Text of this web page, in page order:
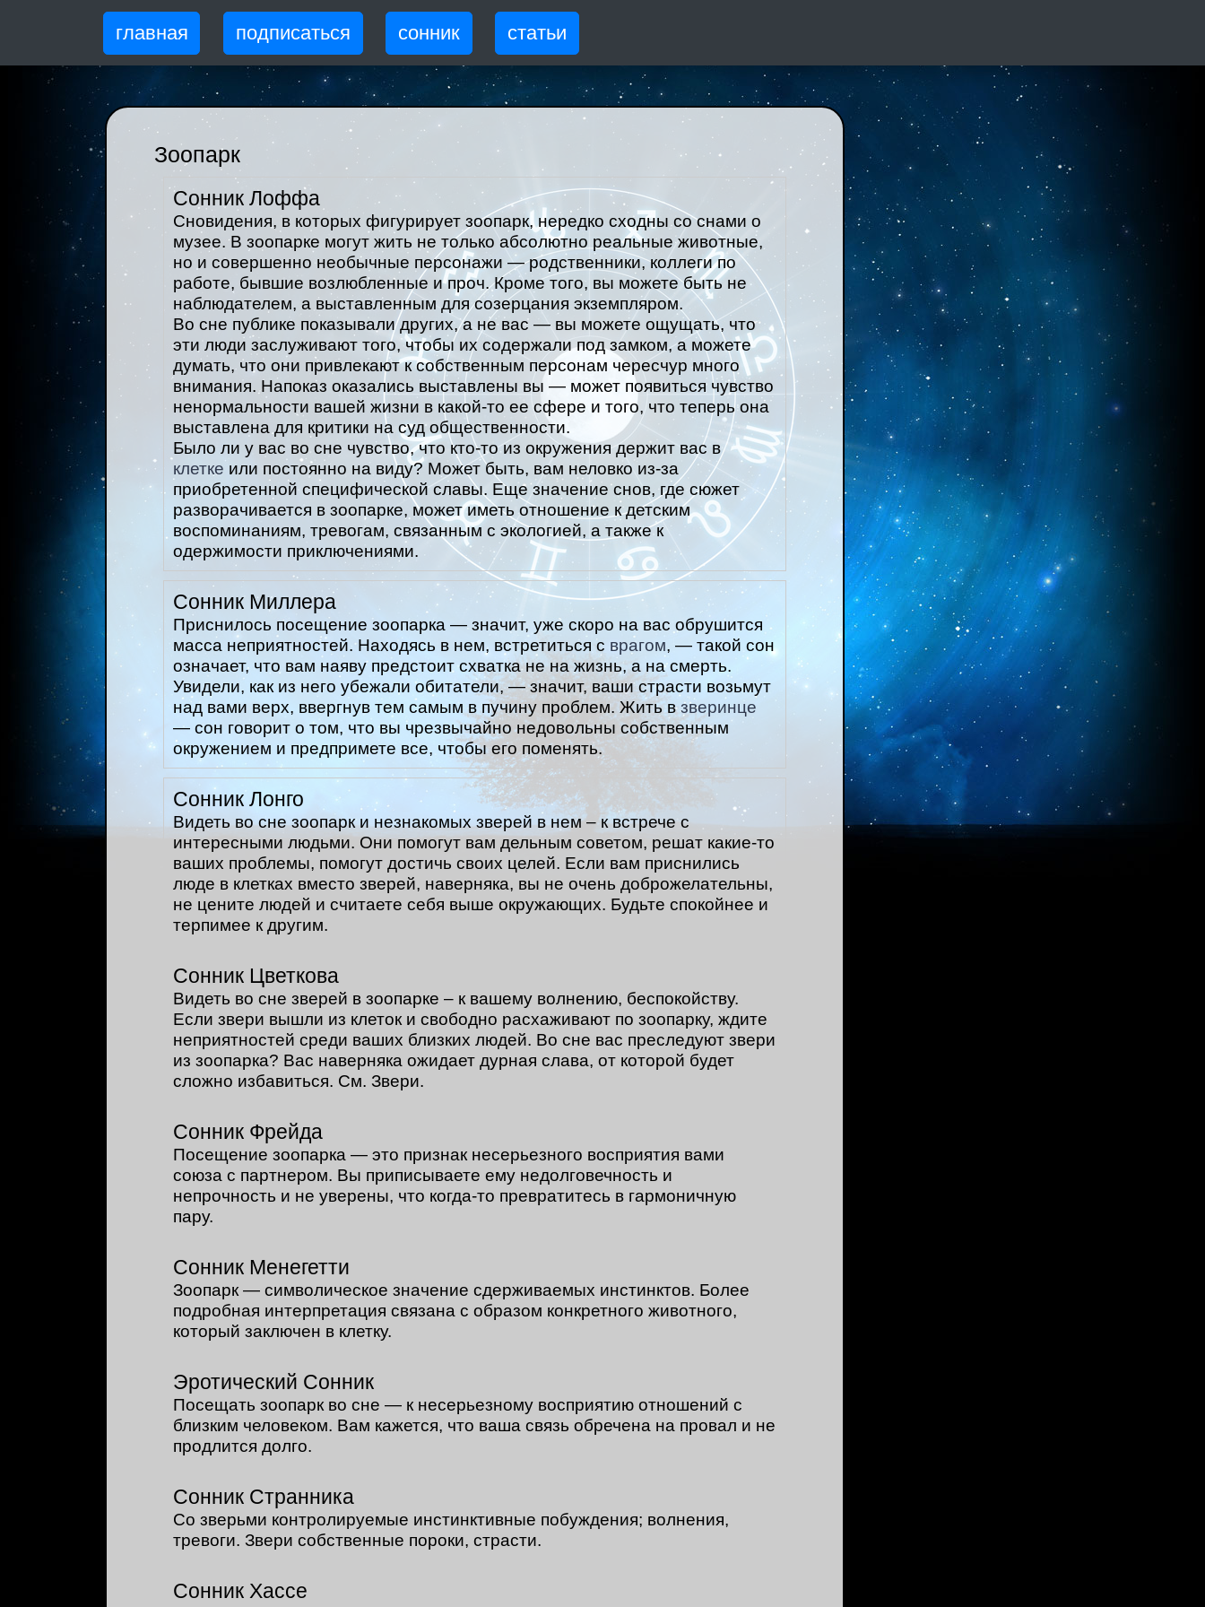
главная подписаться сонник статьи
Зоопарк
Сонник Лоффа
Сновидения, в которых фигурирует зоопарк, нередко сходны со снами о
музее. В зоопарке могут жить не только абсолютно реальные животные,
но и совершенно необычные персонажи — родственники, коллеги по
работе, бывшие возлюбленные и проч. Кроме того, вы можете быть не
наблюдателем, а выставленным для созерцания экземпляром.
Во сне публике показывали других, а не вас — вы можете ощущать, что
эти люди заслуживают того, чтобы их содержали под замком, а можете
думать, что они привлекают к собственным персонам чересчур много
внимания. Напоказ оказались выставлены вы — может появиться чувство
ненормальности вашей жизни в какой-то ее сфере и того, что теперь она
выставлена для критики на суд общественности.
Было ли у вас во сне чувство, что кто-то из окружения держит вас в
клетке или постоянно на виду? Может быть, вам неловко из-за
приобретенной специфической славы. Еще значение снов, где сюжет
разворачивается в зоопарке, может иметь отношение к детским
воспоминаниям, тревогам, связанным с экологией, а также к
одержимости приключениями.
Сонник Миллера
Приснилось посещение зоопарка — значит, уже скоро на вас обрушится
масса неприятностей. Находясь в нем, встретиться с врагом, — такой сон
означает, что вам наяву предстоит схватка не на жизнь, а на смерть.
Увидели, как из него убежали обитатели, — значит, ваши страсти возьмут
над вами верх, ввергнув тем самым в пучину проблем. Жить взверинце
— сон говорит о том, что вы чрезвычайно недовольны собственным
окружением и предпримете все, чтобы его поменять.
Сонник Лонго
Видеть во сне зоопарк и незнакомых зверей в нем – к встрече с
интересными людьми. Они помогут вам дельным советом, решат какие-то
ваших проблемы, помогут достичь своих целей. Если вам приснились
люде в клетках вместо зверей, наверняка, вы не очень доброжелательны,
не цените людей и считаете себя выше окружающих. Будьте спокойнее и
терпимее к другим.
Сонник Цветкова
Видеть во сне зверей в зоопарке – к вашему волнению, беспокойству.
Если звери вышли из клеток и свободно расхаживают по зоопарку, ждите
неприятностей среди ваших близких людей. Во сне вас преследуют звери
из зоопарка? Вас наверняка ожидает дурная слава, от которой будет
сложно избавиться. См. Звери.
Сонник Фрейда
Посещение зоопарка — это признак несерьезного восприятия вами
союза с партнером. Вы приписываете ему недолговечность и
непрочность и не уверены, что когда-то превратитесь в гармоничную
пару.
Сонник Менегетти
Зоопарк — символическое значение сдерживаемых инстинктов. Более
подробная интерпретация связана с образом конкретного животного,
который заключен в клетку.
Эротический Сонник
Посещать зоопарк во сне — к несерьезному восприятию отношений с
близким человеком. Вам кажется, что ваша связь обречена на провал и не
продлится долго.
Сонник Странника
Со зверьми контролируемые инстинктивные побуждения; волнения,
тревоги. Звери собственные пороки, страсти.
Сонник Хассе